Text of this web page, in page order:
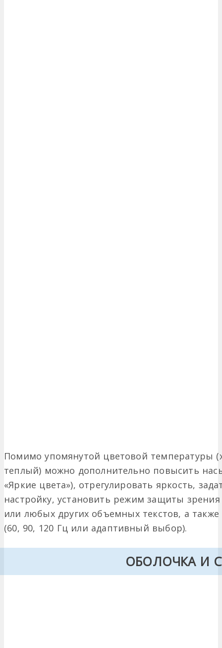
Помимо упомянутой цветовой температуры
теплый) можно дополнительно повысить
«Яркие цвета»), отрегулировать яркость,
настройку, установить режим защиты
или любых других объемных текстов, а
(60, 90, 120 Гц или адаптивный выбор).
ОБОЛОЧКА И